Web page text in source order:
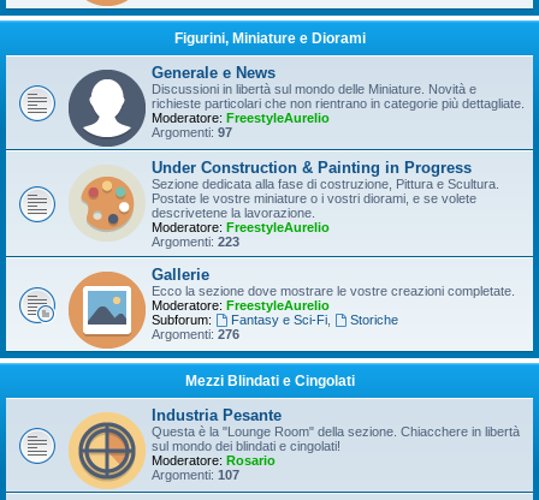
Figurini, Miniature e Diorami
Generale e News
Discussioni in libertà sul mondo delle Miniature. Novità e
richieste particolari che non rientrano in categorie più dettagliate.
Moderatore: FreestyleAurelio
Argomenti: 97
Under Construction & Painting in Progress
Sezione dedicata alla fase di costruzione, Pittura e Scultura.
Postate le vostre miniature o i vostri diorami, e se volete
descrivetene la lavorazione.
Moderatore: FreestyleAurelio
Argomenti: 223
Gallerie
Ecco la sezione dove mostrare le vostre creazioni completate.
Moderatore: FreestyleAurelio
Subforum:
Fantasy e Sci-Fi,
Storiche
Argomenti: 276
Mezzi Blindati e Cingolati
Industria Pesante
Questa è la "Lounge Room" della sezione. Chiacchere in libertà
sul mondo dei blindati e cingolati!
Moderatore: Rosario
Argomenti: 107